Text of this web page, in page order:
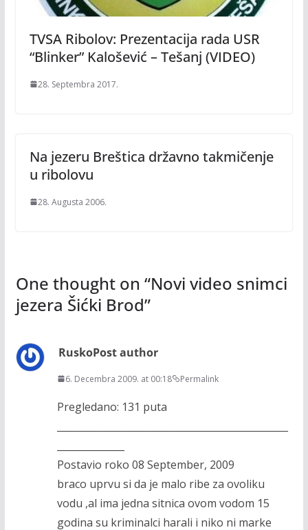
TVSA Ribolov: Prezentacija rada USR
“Blinker” Kalošević – Tešanj (VIDEO)
28. Septembra 2017.
Na jezeru Breštica državno takmičenje
u ribolovu
28. Augusta 2006.
One thought on “Novi video snimci
jezera Šićki Brod”
RuskoPost author
6. Decembra 2009. at 00:18 Permalink
Pregledano: 131 puta
Postavio roko 08 September, 2009
braco uprvu si da je malo ribe za ovoliku
vodu ,al ima jedna sitnica ovom vodom 15
godina su kriminalci harali i niko ni marke